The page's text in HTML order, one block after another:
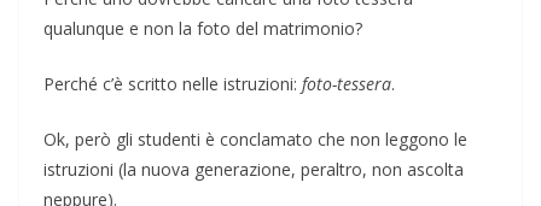
qualunque e non la foto del matrimonio?
Perché c’è scritto nelle istruzioni: foto-tessera.
Ok, però gli studenti è conclamato che non leggono le
istruzioni (la nuova generazione, peraltro, non ascolta
neppure).